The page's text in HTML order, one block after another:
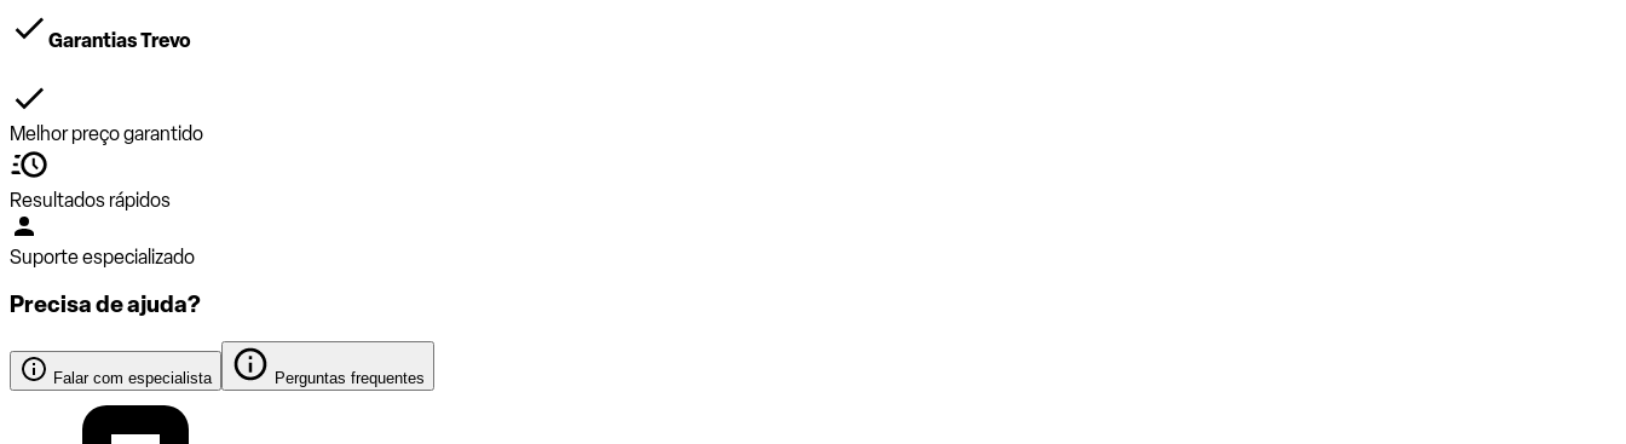
Garantias Trevo
Melhor preço garantido
Resultados rápidos
Suporte especializado
Precisa de ajuda?
Falar com especialista Perguntas frequentes